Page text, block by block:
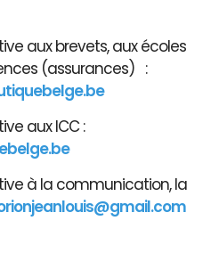
aux brevets, aux écoles
(assurances) :
aux ICC :
à la communication, la